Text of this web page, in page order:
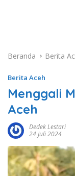
Beranda Berita
Berita Aceh
Menggali
Aceh
Dedek Lestari
24 Juli 2024